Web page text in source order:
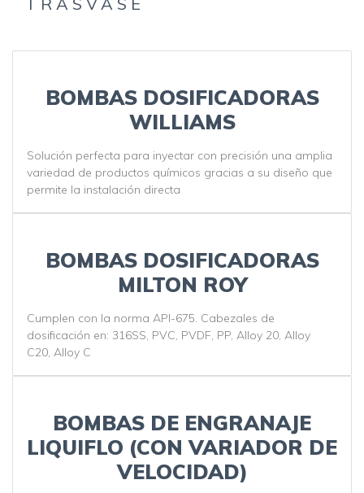
BOMBAS DOSIFICADORAS
WILLIAMS
Solución perfecta para inyectar con precisión una amplia
variedad de productos químicos gracias a su diseño que
permite la instalación directa
BOMBAS DOSIFICADORAS
MILTON ROY
Cumplen con la norma API-675. Cabezales de
dosificación en: 316SS, PVC, PVDF, PP, Alloy 20, Alloy
C20, Alloy C
BOMBAS DE ENGRANAJE
LIQUIFLO (CON VARIADOR DE
VELOCIDAD)